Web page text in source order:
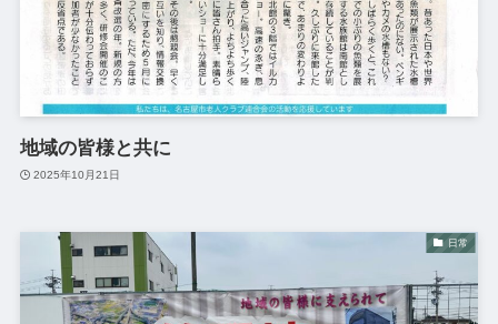
地域の皆様と共に
2025年10月21日
日常